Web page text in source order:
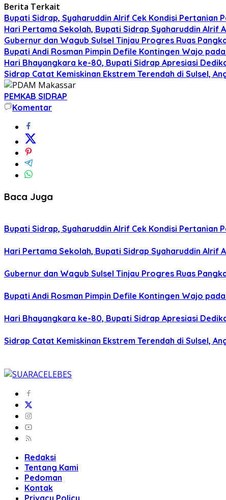
Berita Terkait
Bupati Sidrap, Syaharuddin Alrif Cek Kondisi Pertanian
Hari Pertama Sekolah, Bupati Sidrap Syaharuddin Alrif
Gubernur dan Wagub Sulsel Tinjau Progres Ruas
Bupati Andi Rosman Pimpin Defile Kontingen Wajo
Hari Bhayangkara ke-80, Bupati Sidrap Apresiasi
Sidrap Catat Kemiskinan Ekstrem Terendah di Sulsel,
PEMKAB SIDRAP
Komentar
Baca Juga
Bupati Sidrap, Syaharuddin Alrif Cek Kondisi Pertanian
Hari Pertama Sekolah, Bupati Sidrap Syaharuddin Alrif
Gubernur dan Wagub Sulsel Tinjau Progres Ruas
Bupati Andi Rosman Pimpin Defile Kontingen Wajo
Hari Bhayangkara ke-80, Bupati Sidrap Apresiasi
Sidrap Catat Kemiskinan Ekstrem Terendah di Sulsel,
Redaksi
Tentang Kami
Pedoman
Kontak